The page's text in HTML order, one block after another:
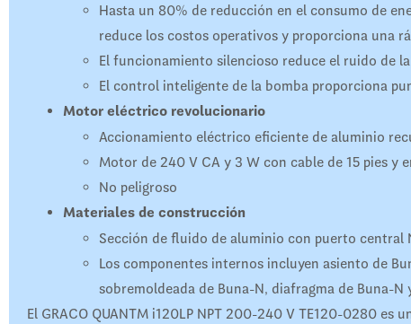
Hasta un 80% de reducción en el consumo de
reduce los costos operativos y proporciona una
El funcionamiento silencioso reduce el ruido de
El control inteligente de la bomba proporciona
Motor eléctrico revolucionario
Accionamiento eléctrico eficiente de aluminio
Motor de 240 V CA y 3 W con cable de 15 pies y
No peligroso
Materiales de construcción
Sección de fluido de aluminio con puerto central
Los componentes internos incluyen asiento de
sobremoldeada de Buna-N, diafragma de Buna-
El GRACO QUANTM i120LP NPT 200-240 V TE120-0280 es